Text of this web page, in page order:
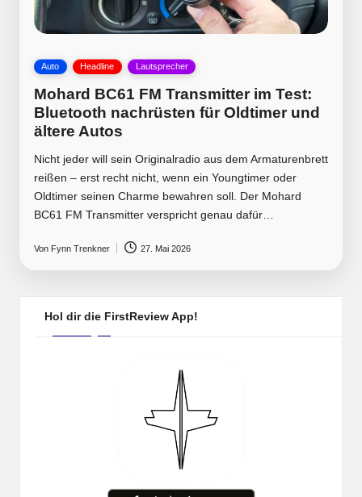
Posted
Auto Headline Lautsprecher
Mohard BC61 FM Transmitter im Test:
Bluetooth nachrüsten für Oldtimer und
ältere Autos
Nicht jeder will sein Originalradio aus dem Armaturenbrett
reißen – erst recht nicht, wenn ein Youngtimer oder
Oldtimer seinen Charme bewahren soll. Der Mohard
BC61 FM Transmitter verspricht genau dafür…
Posted
by
Von Fynn Trenkner 27. Mai 2026
Hol dir die FirstReview App!